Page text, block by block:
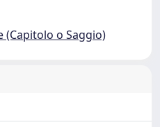
o Saggio)